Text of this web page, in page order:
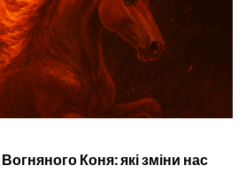
Коня: які зміни нас